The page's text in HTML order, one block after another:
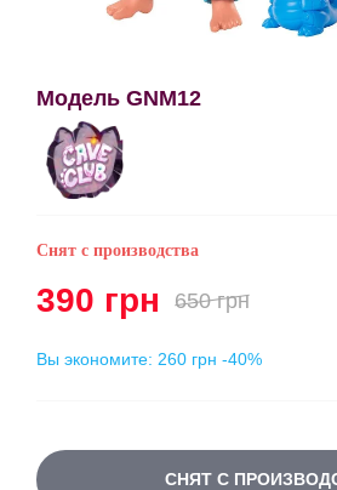
Модель GNM12
Снят с производства
390 грн 650 грн
Вы экономите: 260 грн -40%
СНЯТ С